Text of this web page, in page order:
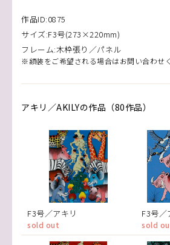
作品ID:0875
サイズ:F3号(273×220mm)
フレーム:木枠張り／パネル
※額装をご希望される場合はお問い合わせ
アキリ／AKILYの作品（80作品）
F3号／アキリ
sold out
F3号／
sold